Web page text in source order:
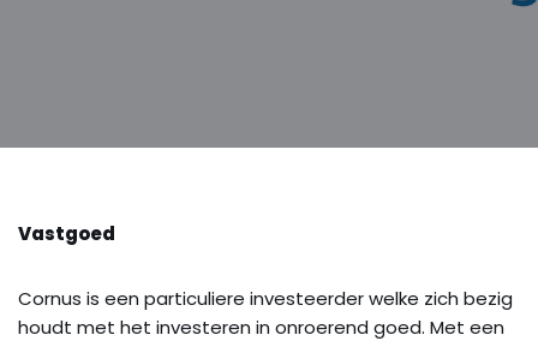
Vastgoed
Cornus is een particuliere investeerder welke zich bezig
houdt met het investeren in onroerend goed. Met een